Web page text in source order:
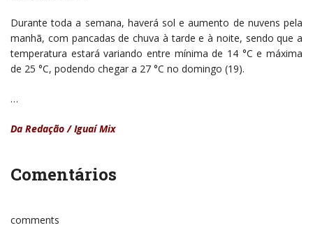
Durante toda a semana, haverá sol e aumento de nuvens pela
manhã, com pancadas de chuva à tarde e à noite, sendo que a
temperatura estará variando entre mínima de 14 °C e máxima
de 25 °C, podendo chegar a 27 °C no domingo (19).
…
Da Redação / Iguaí Mix
Comentários
comments